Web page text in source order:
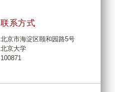
联系方式
北京市海淀区颐和园路5号
北京大学
100871